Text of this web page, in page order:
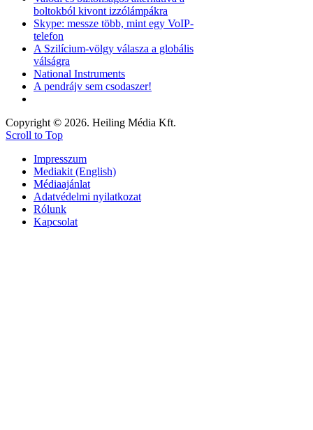
boltokból kivont izzólámpákra
Skype: messze több, mint egy VoIP-
telefon
A Szilícium-völgy válasza a globális
válságra
National Instruments
A pendrájv sem csodaszer!
Copyright © 2026. Heiling Média Kft.
Scroll to Top
Impresszum
Mediakit (English)
Médiaajánlat
Adatvédelmi nyilatkozat
Rólunk
Kapcsolat